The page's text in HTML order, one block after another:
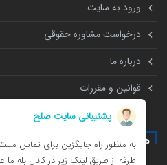
ورود به سایت
درخواست مشاوره حقوقی
درباره ما
قوانین و مقررات
همه چیز درباره